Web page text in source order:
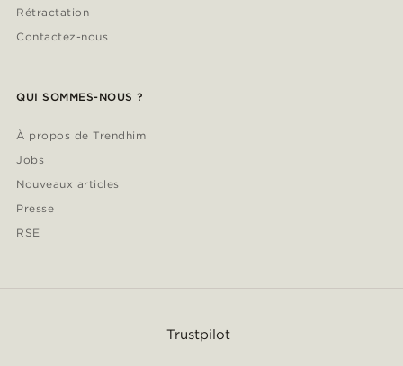
Rétractation
Contactez-nous
QUI SOMMES-NOUS ?
À propos de Trendhim
Jobs
Nouveaux articles
Presse
RSE
Trustpilot